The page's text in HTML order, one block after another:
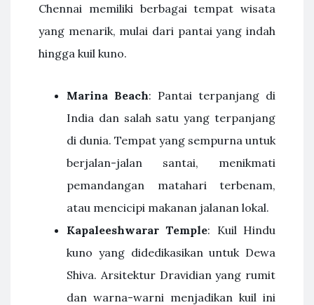
Chennai memiliki berbagai tempat wisata
yang menarik, mulai dari pantai yang indah
hingga kuil kuno.
Marina Beach: Pantai terpanjang di
India dan salah satu yang terpanjang
di dunia. Tempat yang sempurna untuk
berjalan-jalan santai, menikmati
pemandangan matahari terbenam,
atau mencicipi makanan jalanan lokal.
Kapaleeshwarar Temple: Kuil Hindu
kuno yang didedikasikan untuk Dewa
Shiva. Arsitektur Dravidian yang rumit
dan warna-warni menjadikan kuil ini